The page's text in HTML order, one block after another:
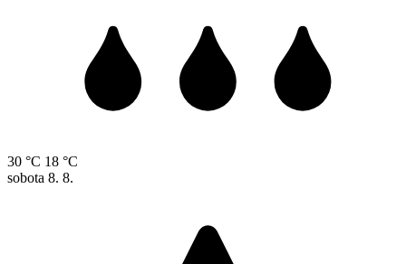
30 °C 18 °C
sobota 8. 8.